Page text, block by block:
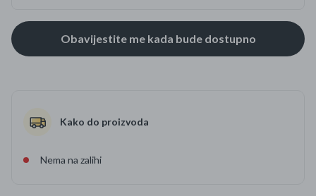
Kako do proizvoda
Nema na zalihi